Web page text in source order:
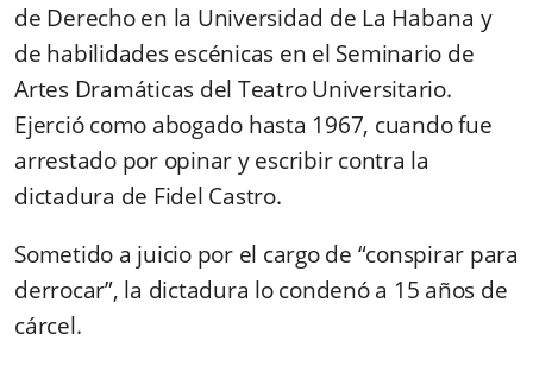
de Derecho en la Universidad de La Habana y
de habilidades escénicas en el Seminario de
Artes Dramáticas del Teatro Universitario.
Ejerció como abogado hasta 1967, cuando fue
arrestado por opinar y escribir contra la
dictadura de Fidel Castro.
Sometido a juicio por el cargo de “conspirar para
derrocar”, la dictadura lo condenó a 15 años de
cárcel.